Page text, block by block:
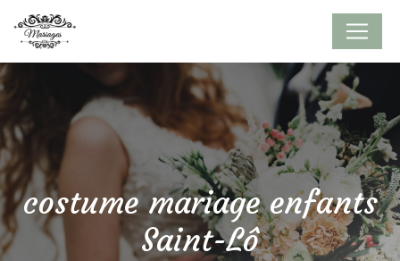
costume mariage enfants
Saint-Lô
Panneau de gestion des cookies